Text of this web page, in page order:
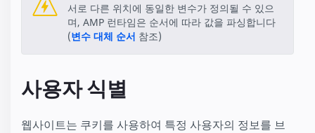
서로 다른 위치에 동일한 변수가 정의될 수 있으
며, AMP 런타임은 순서에 따라 값을 파싱합니다
(변수 대체 순서 참조)
사용자 식별
웹사이트는 쿠키를 사용하여 특정 사용자의 정보를 브